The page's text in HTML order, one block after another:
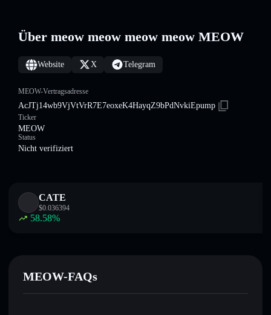
Über meow meow meow meow MEOW
Website X Telegram
MEOW-Vertragsadresse
AcJTj14wb9VjVtVrR7E7eoxeK4HayqZ9bPdNvkiEpump
Ticker
MEOW
Status
Nicht verifiziert
CATE
$0.036394
58.58%
MEOW-FAQs